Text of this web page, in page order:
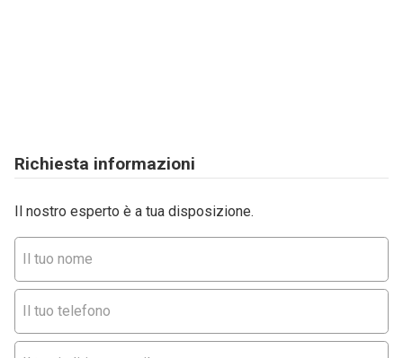
Richiesta informazioni
Il nostro esperto è a tua disposizione.